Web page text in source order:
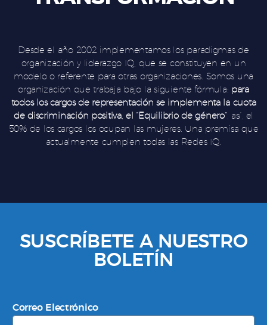
Desde el año 2002 implementamos los paradigmas de
organización y liderazgo IQ, que se constituyen en un
modelo o referente para otras organizaciones. Somos una
organización que trabaja bajo la siguiente fórmula: para
todos los cargos de representación se implementa la cuota
de discriminación positiva, el “Equilibrio de género”, así, el
50% de los cargos los ocupan las mujeres. Una premisa que
actualmente cumplen todas las Redes IQ.
SUSCRÍBETE A NUESTRO
BOLETÍN
Correo Electrónico